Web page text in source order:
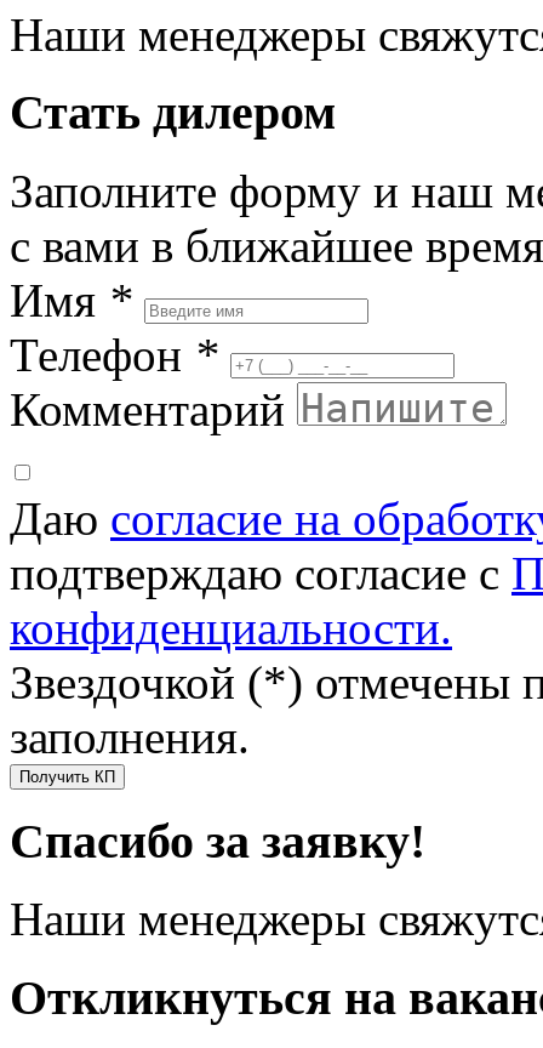
Наши менеджеры
Стать дилером
Заполните форму и наш
с вами в ближайшее время
Имя *
Телефон *
Комментарий
Даю согласие на
подтверждаю согласие с
конфиденциальности.
Звездочкой (*) отмечены
заполнения.
Получить КП
Спасибо за заявку!
Наши менеджеры
Откликнуться на